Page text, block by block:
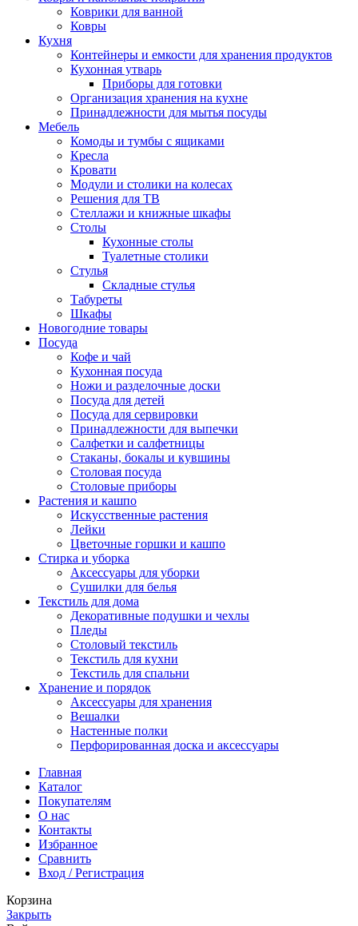
Коврики для ванной
Ковры
Кухня
Контейнеры и емкости для хранения продуктов
Кухонная утварь
Приборы для готовки
Организация хранения на кухне
Принадлежности для мытья посуды
Мебель
Комоды и тумбы с ящиками
Кресла
Кровати
Модули и столики на колесах
Решения для ТВ
Стеллажи и книжные шкафы
Столы
Кухонные столы
Туалетные столики
Стулья
Складные стулья
Табуреты
Шкафы
Новогодние товары
Посуда
Кофе и чай
Кухонная посуда
Ножи и разделочные доски
Посуда для детей
Посуда для сервировки
Принадлежности для выпечки
Салфетки и салфетницы
Стаканы, бокалы и кувшины
Столовая посуда
Столовые приборы
Растения и кашпо
Искусственные растения
Лейки
Цветочные горшки и кашпо
Стирка и уборка
Аксессуары для уборки
Сушилки для белья
Текстиль для дома
Декоративные подушки и чехлы
Пледы
Столовый текстиль
Текстиль для кухни
Текстиль для спальни
Хранение и порядок
Аксессуары для хранения
Вешалки
Настенные полки
Перфорированная доска и аксессуары
Главная
Каталог
Покупателям
О нас
Контакты
Избранное
Сравнить
Вход / Регистрация
Корзина
Закрыть